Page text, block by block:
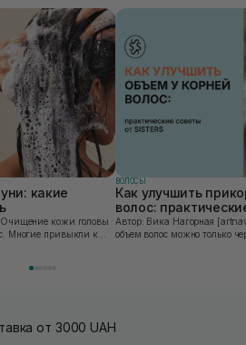
какие
Многие привыкли к
ВОЛОСЫ
Как улучшить
волос:
Автор: Вика Нагорная [artnav] Получить прикорневой
объем волос можно только
от 3000 UAH